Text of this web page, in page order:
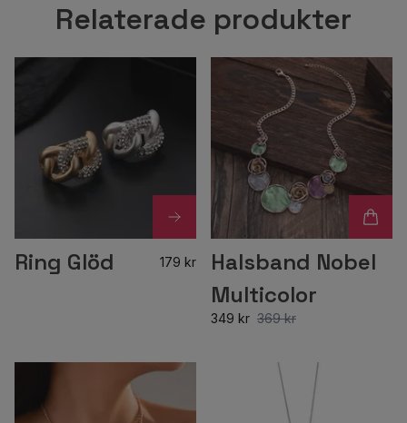
Relaterade produkter
Ring Glöd 179 kr
Halsband Nobel
Multicolor
349 kr 369 kr